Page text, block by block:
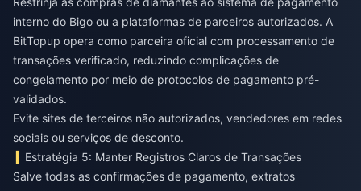
interno do Bigo ou a plataformas de parceiros autorizados. A
BitTopup opera como parceira oficial com processamento de
transações verificado, reduzindo complicações de
congelamento por meio de protocolos de pagamento pré-
validados.
Evite sites de terceiros não autorizados, vendedores em redes
sociais ou serviços de desconto.
Estratégia 5: Manter Registros Claros de Transações
Salve todas as confirmações de pagamento, extratos